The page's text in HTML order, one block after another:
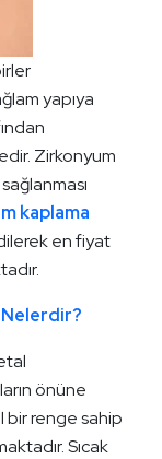
yapıya
Zirkonyum
kaplama
en fiyat
Nelerdir?
önüne
bir renge sahip
Sıcak